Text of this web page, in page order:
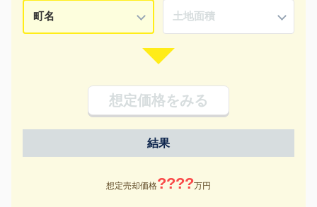
想定価格をみる
結果
想定売却価格????万円